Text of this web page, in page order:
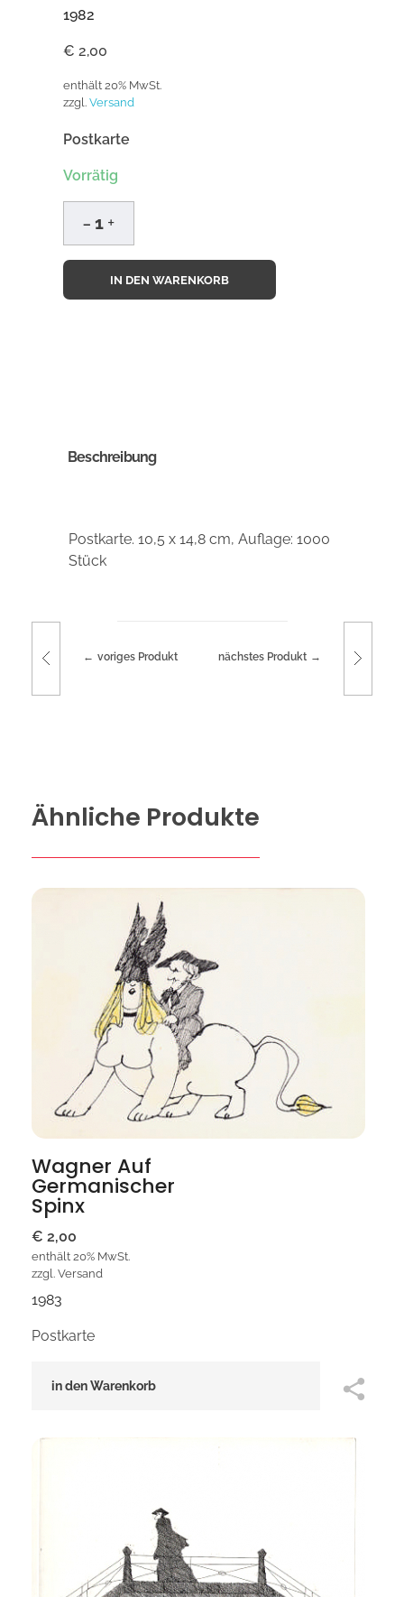
1982
€ 2,00
enthält 20% MwSt.
zzgl. Versand
Postkarte
Vorrätig
IN DEN WARENKORB
Beschreibung
Postkarte. 10,5 x 14,8 cm, Auflage: 1000
Stück
voriges Produkt nächstes Produkt
Ähnliche Produkte
Wagner Auf
Germanischer
Spinx
€ 2,00
enthält 20% MwSt.
zzgl. Versand
1983
Postkarte
in den Warenkorb